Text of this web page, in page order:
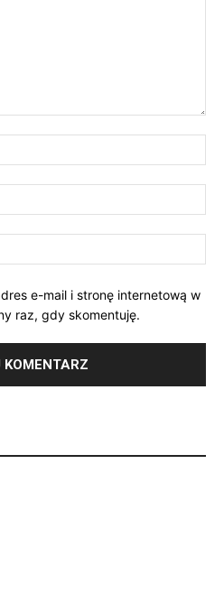
e-mail i stronę internetową w
raz, gdy skomentuję.